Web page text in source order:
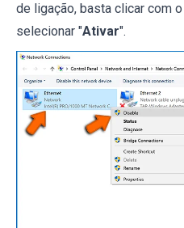
de ligação, basta clicar com
selecionar "Ativar".